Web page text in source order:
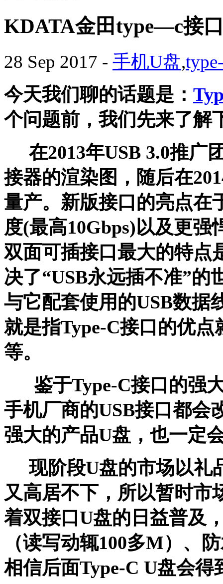
KDATA金田type—c接
28 Sep 2017 - 手机U盘,
今天我们聊的话题是：
个问题前，我们先来了解
在2013年USB 3.0推广
接器的渲染图，随后在
量产。新版接口的亮点在
度(最高10Gbps)以及更强
双面可插接口最大的特点
决了“USB永远插不准”的
与它配套使用的USB数据
就是指Type-C接口的优
等。
鉴于Type-C接口的强
手机厂商的USB接口都会
强大的产品U盘，也一定
现阶段U盘的市场以礼
又高居不下，所以暂时市
着双接口 U盘的日益普及
（读写动辄100多M）、
相信后面Type-C U盘会得